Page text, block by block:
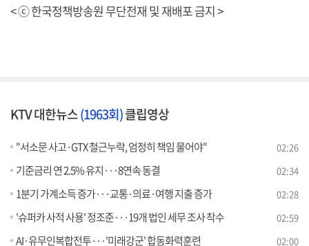
< ⓒ 한국정책방송원 무단전재 및 재배포 금지 >
KTV 대한뉴스(1963회)클립영상
"서소문 사고·GTX 철근누락, 엄정히 책임 물어야" 02:26
기준금리 연 2.5% 유지···8연속 동결 02:34
1분기 가계소득 증가···교통·의료·여행 지출 증가 02:28
'슈퍼카 사적 사용' 정조준···19개 법인 세무 조사 착수 02:59
AI·유무인복합전투···'미래강군' 합동화력훈련 02:00